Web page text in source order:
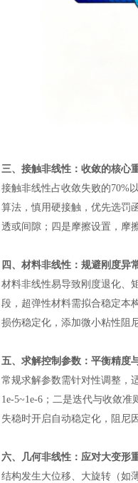
三、接触非线性：收敛的核心
接触非线性占收敛失败的70%
算法，慎用硬接触，优先选罚
透或间隙；四是摩擦设置，摩
四、材料非线性：规避刚度异
材料非线性易导致刚度退化、
段，超弹性材料需拟合稳定本
损伤稳定化，添加微小粘性阻
五、求解控制参数：平衡精度
常规求解参数需针对性调整，
1e-5~1e-6；二是迭代与收敛
失稳时开启自动稳定化，阻尼
六、几何非线性：应对大变形
结构发生大位移、大旋转（如